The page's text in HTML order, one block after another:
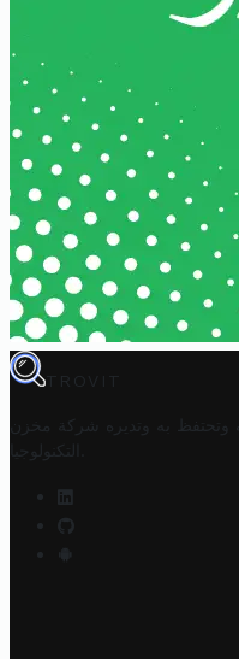
TROVIT
به وتديره
شركة مخزن
التكنولوجيا